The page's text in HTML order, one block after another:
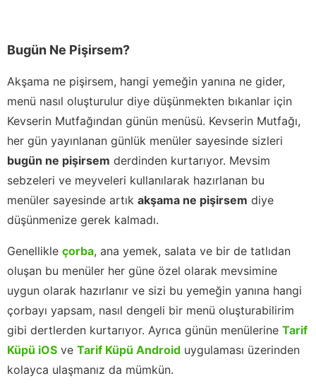
Bugün Ne Pişirsem?
Akşama ne pişirsem, hangi yemeğin yanına ne gider,
menü nasıl oluşturulur diye düşünmekten bıkanlar için
Kevserin Mutfağından günün menüsü. Kevserin Mutfağı,
her gün yayınlanan günlük menüler sayesinde sizleri
bugün ne pişirsem derdinden kurtarıyor. Mevsim
sebzeleri ve meyveleri kullanılarak hazırlanan bu
menüler sayesinde artık akşama ne pişirsem diye
düşünmenize gerek kalmadı.
Genellikle çorba, ana yemek, salata ve bir de tatlıdan
oluşan bu menüler her güne özel olarak mevsimine
uygun olarak hazırlanır ve sizi bu yemeğin yanına hangi
çorbayı yapsam, nasıl dengeli bir menü oluşturabilirim
gibi dertlerden kurtarıyor. Ayrıca günün menülerine Tarif
Küpü iOS ve Tarif Küpü Android uygulaması üzerinden
kolayca ulaşmanız da mümkün.